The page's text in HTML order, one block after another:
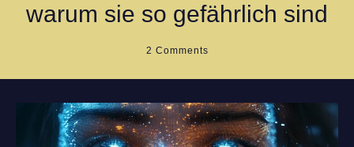
warum sie so gefährlich sind
2 Comments